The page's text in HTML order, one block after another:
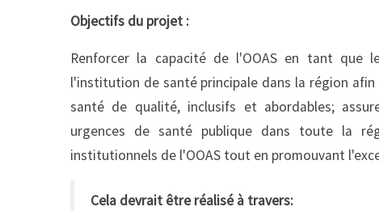
Objectifs du projet :
Renforcer la capacité de l'OOAS en tant que
l'institution de santé principale dans la région
santé de qualité, inclusifs et abordables;
urgences de santé publique dans toute la
institutionnels de l'OOAS tout en promouvant
Cela devrait être réalisé à travers: